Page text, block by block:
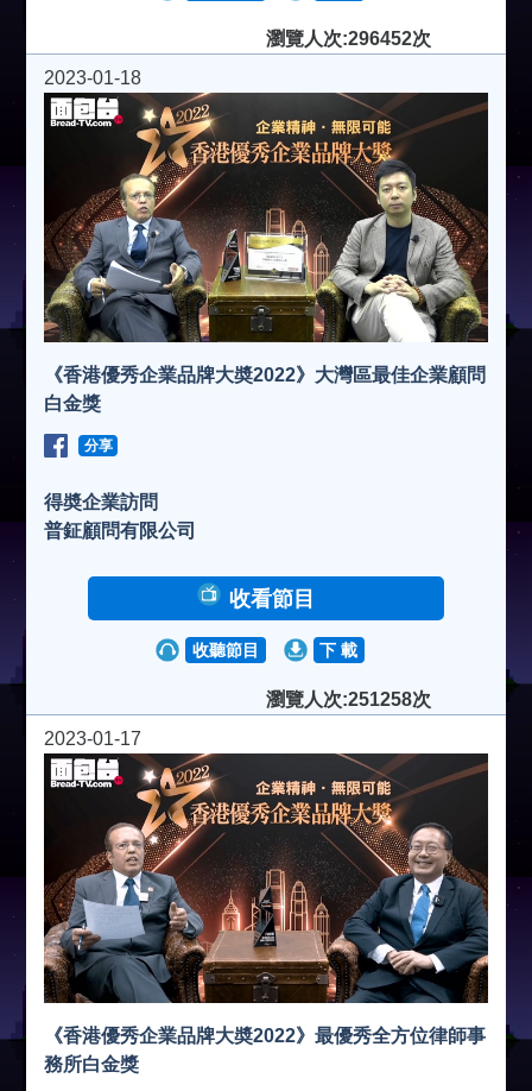
瀏覽人次:296452次
2023-01-18
《香港優秀企業品牌大奬2022》大灣區最佳企業顧問
白金獎
分享
得奬企業訪問
普鉦顧問有限公司
收看節目
收聽節目 下 載
瀏覽人次:251258次
2023-01-17
《香港優秀企業品牌大奬2022》最優秀全方位律師事
務所白金獎